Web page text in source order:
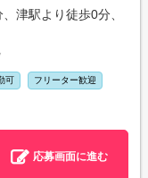
津駅より徒歩0分、
可 フリーター歓迎
応募画面に進む